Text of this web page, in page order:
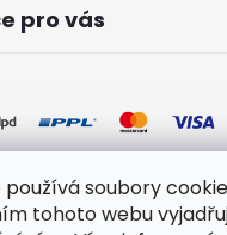
soubory
tohoto webu
pro vás